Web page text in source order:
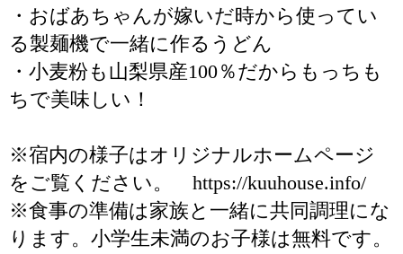
・おばあちゃんが嫁いだ時から使ってい
る製麺機で一緒に作るうどん
・小麦粉も山梨県産100％だからもっちも
ちで美味しい！
※宿内の様子はオリジナルホームページ
をご覧ください。 https://kuuhouse.info/
※食事の準備は家族と一緒に共同調理にな
ります。小学生未満のお子様は無料です。